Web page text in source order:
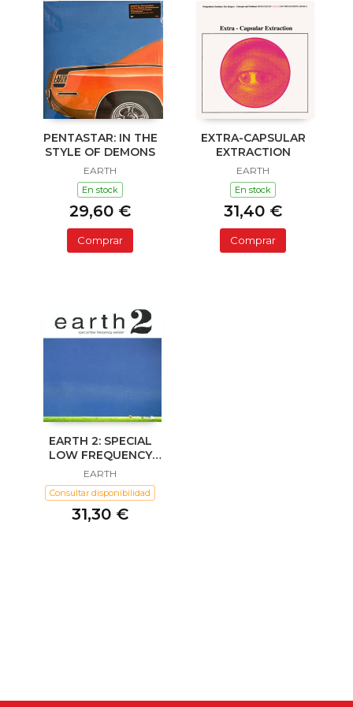
PENTASTAR: IN THE
STYLE OF DEMONS
EARTH
En stock
29,60 €
Comprar
EXTRA-CAPSULAR
EXTRACTION
EARTH
En stock
31,40 €
Comprar
EARTH 2: SPECIAL
LOW FREQUENCY
VERSION
EARTH
Consultar disponibilidad
31,30 €